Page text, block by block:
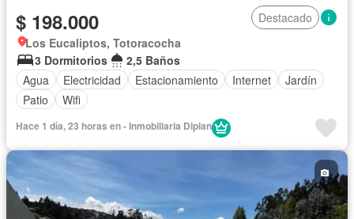
$ 198.000
Destacado
Los Eucaliptos, Totoracocha
3 Dormitorios
2,5 Baños
Agua
Electricidad Estacionamiento Internet
Jardín
Patio
Wifi
Hace 1 día, 23 horas en - Inmobiliaria Diplan